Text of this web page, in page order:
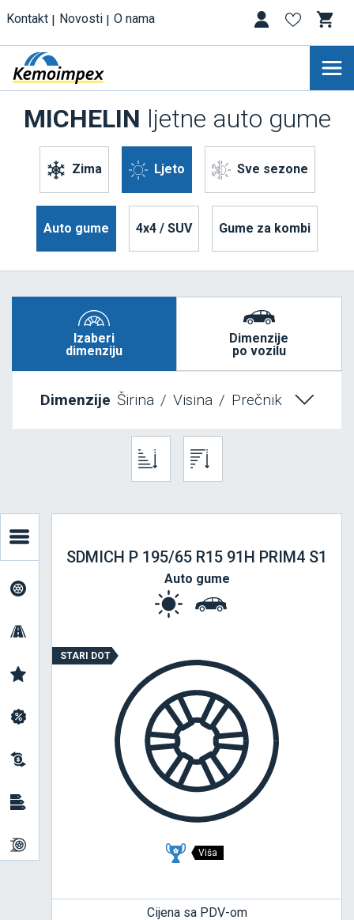
Kontakt Novosti O nama
Zima Ljeto Sve sezone
MICHELIN ljetne auto gume
Auto gume 4x4 / SUV Gume za kombi
Izaberi
dimenziju
Dimenzije Širina / Visina / Prečnik
Dimenzije
po vozilu
SDMICH P 195/65 R15 91H PRIM4 S1
Auto gume
STARI DOT
Viša
Cijena sa PDV-om